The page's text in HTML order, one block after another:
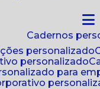
cadernos
personalizado
personalizado
para